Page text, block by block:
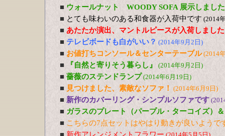
■ ウォールナット WOODY SOFA 展示しました
■ とても味わいのある和食器が入荷中です (2014
■ あたたか演出、マントルピースが入荷しまし
■ テレビボードも白がいい？ (2014年9月2日)
■ お値打ちコンソール＆センターテーブル(2014
■ 『自然と寄りそう暮らし』 (2014年9月2日)
■ 薔薇のステンドランプ (2014年6月19日)
■ 見つけました、素敵なソファ！ (2014年6月9日)
■ 新作のカバーリング・シンプルソファです
■ ガラスのプレート（パープル・ターコイズ）
■ こちらの7点セットはやはり動きが良いようで